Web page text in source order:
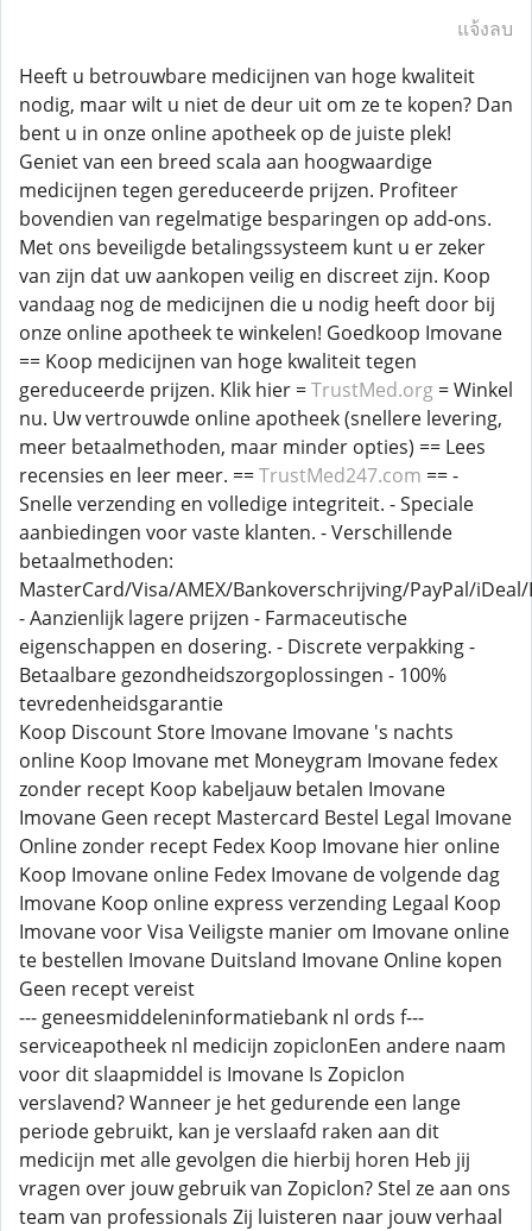
แจ้งลบ
Heeft u betrouwbare medicijnen van hoge kwaliteit
nodig, maar wilt u niet de deur uit om ze te kopen? Dan
bent u in onze online apotheek op de juiste plek!
Geniet van een breed scala aan hoogwaardige
medicijnen tegen gereduceerde prijzen. Profiteer
bovendien van regelmatige besparingen op add-ons.
Met ons beveiligde betalingssysteem kunt u er zeker
van zijn dat uw aankopen veilig en discreet zijn. Koop
vandaag nog de medicijnen die u nodig heeft door bij
onze online apotheek te winkelen! Goedkoop Imovane
== Koop medicijnen van hoge kwaliteit tegen
gereduceerde prijzen. Klik hier =TrustMed.org = Winkel
nu. Uw vertrouwde online apotheek (snellere levering,
meer betaalmethoden, maar minder opties) == Lees
recensies en leer meer. ==TrustMed247.com == -
Snelle verzending en volledige integriteit. - Speciale
aanbiedingen voor vaste klanten. - Verschillende
betaalmethoden:
MasterCard/Visa/AMEX/Bankoverschrijving/PayPal/
- Aanzienlijk lagere prijzen - Farmaceutische
eigenschappen en dosering. - Discrete verpakking -
Betaalbare gezondheidszorgoplossingen - 100%
tevredenheidsgarantie
Koop Discount Store Imovane Imovane 's nachts
online Koop Imovane met Moneygram Imovane fedex
zonder recept Koop kabeljauw betalen Imovane
Imovane Geen recept Mastercard Bestel Legal Imovane
Online zonder recept Fedex Koop Imovane hier online
Koop Imovane online Fedex Imovane de volgende dag
Imovane Koop online express verzending Legaal Koop
Imovane voor Visa Veiligste manier om Imovane online
te bestellen Imovane Duitsland Imovane Online kopen
Geen recept vereist
--- geneesmiddeleninformatiebank nl ords f---
serviceapotheek nl medicijn zopiclonEen andere naam
voor dit slaapmiddel is Imovane Is Zopiclon
verslavend? Wanneer je het gedurende een lange
periode gebruikt, kan je verslaafd raken aan dit
medicijn met alle gevolgen die hierbij horen Heb jij
vragen over jouw gebruik van Zopiclon? Stel ze aan ons
team van professionals Zij luisteren naar jouw verhaal